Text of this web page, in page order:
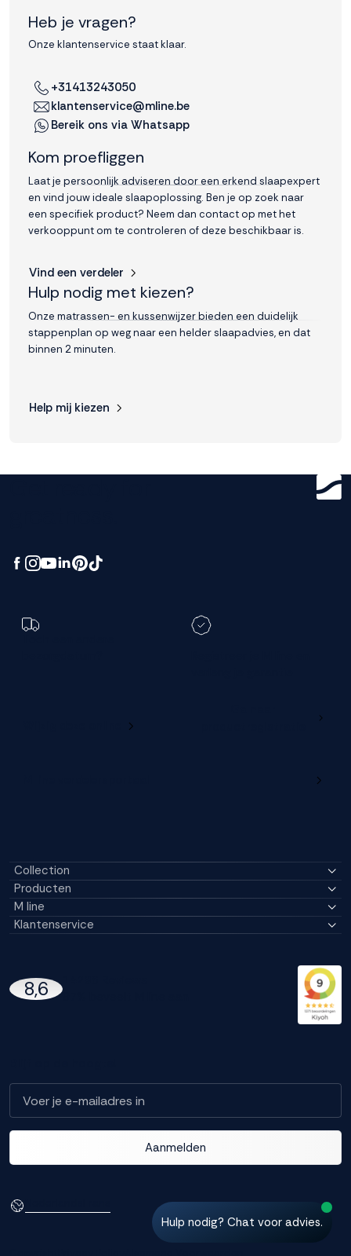
Hulp nodig? Chat voor advies.
Heb je vragen?
Onze klantenservice staat klaar.
+31413243050
klantenservice@mline.be
Bereik ons via Whatsapp
Kom proefliggen
Laat je persoonlijk adviseren door een erkend slaapexpert
en vind jouw ideale slaapoplossing. Ben je op zoek naar
een specifiek product? Neem dan contact op met het
verkooppunt om te controleren of deze beschikbaar is.
Vind een verdeler
Hulp nodig met kiezen?
Onze matrassen- en kussenwijzer bieden een duidelijk
stappenplan op weg naar een helder slaapadvies, en dat
binnen 2 minuten.
Help mij kiezen
Collection
Producten
M line
Klantenservice
8,6
Aanmelden